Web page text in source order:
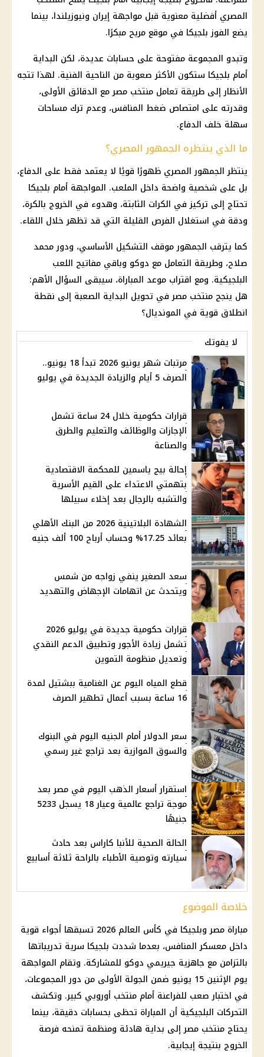
المصري أفضلية معنوية قبل مواجهة إيران ونيوزيلندا، بينما
يضع الفوز بلجيكا في موقع مريح مبكرًا.
وتبدو المجموعة مفتوحة على حسابات عديدة، لكن البداية
أمام بلجيكا ستكون الأكثر صعوبة من الناحية الفنية. لهذا تتجه
الأنظار إلى طريقة تعامل منتخب مصرمع الدقائق الأولى،
وقدرته على امتصاص ضغط المنافس، وعدم ترك مساحات
سهلة خلف الدفاع.
ما الذي ينتظره الجمهور المصري؟
ينتظر الجمهور المصري ظهورًا قويًا لا يعتمد فقط على الدفاع،
بل على شخصية واضحة داخل الملعب. المواجهة أمام بلجيكا
تحتاج إلى تركيز في الكرات الثابتة، وهدوء في الخروج بالكرة،
ودقة في استغلال الفرص القليلة التي قد تظهر خلال اللقاء.
كما يترقب الجمهور موقف التشكيل الأساسي، ودورمحمد
صلاح، وطريقة التعامل مع دوكو وباقي مفاتيح اللعب
البلجيكية. ومع اقتراب موعد المباراة، سيبقى السؤال الأهم:
هل ينجح منتخب مصرفي تحويل البداية الصعبة إلى نقطة
انطلاق قوية في المونديال؟
لا يفوتك
مرتبات شهر يونيو 2026 تبدأ 18 يونيو..
الصرف 5 أيام والزيادة الجديدة في يوليو
قرارات حكومية خلال 24 ساعة تشمل
الإجازات والوظائف والتعليم والطرق
والصناعة
إحالة بيج ياسمين للمحكمة الاقتصادية
بتهمتي الاعتداء على القيم الأسرية
والتشبه بالرجال بعد إخلاء سبيلها
الشهادة البلاتينية 2026 من البنك الأهلي
بعائد 17.25% وحساب أرباح 100 ألف جنيه
سعد الصغير ينفي زواجه من شمس
ويتحدث عن اتهامات الإجهاض والتهديد
قرارات حكومية جديدة في يوليو 2026
تشمل زيادة الأجور وتطبيق الدعم النقدي
وتعديل منظومة التموين
قطع المياه اليوم عن الغنامية ببشتيل لمدة
16 ساعة بسبب أعمال تطهير الصرف
سعر الدولار أمام الجنيه اليوم في البنوك
والسوق الموازية بعد تراجع غير رسمي
استقرار أسعار الذهب اليوم في مصر بعد
موجة تراجع عالمية وعيار 18 يسجل 5233
جنيهًا
الحالة الصحية للأنبا كاراس بعد حادث
سيارته وتوصية الأطباء بالراحة ثلاثة أسابيع
خلاصة الموضوع
مباراة مصر وبلجيكا في كأس العالم 2026
تسبقها أجواء قوية
داخل معسكر المنافس، بعدما شددت بلجيكا سرية تدريباتها
بالتزامن مع جاهزية جيريمي دوكو للمشاركة. وتقام المواجهة
يوم الإثنين 15 يونيو ضمن الجولة الأولى من دور المجموعات،
في اختبار صعب للفراعنة أمام منتخب أوروبي كبير. وتكشف
التحركات البلجيكية أن المباراة تحظى بحسابات دقيقة، بينما
يحتاج منتخب مصرإلى بداية هادئة ومنظمة تمنحه فرصة
الخروج بنتيجة إيجابية.